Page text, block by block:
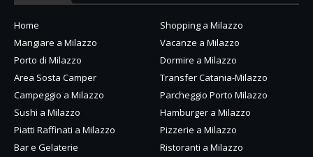
Home
Shopping a Milazzo
Mangiare a Milazzo
Vacanze a Milazzo
Porto di Milazzo
Dormire a Milazzo
Area Sosta Camper
Transfer Catania-Milazzo
Campeggio a Milazzo
Parcheggio Porto Milazzo
Sushi a Milazzo
Hamburger a Milazzo
Piatti Raffinati a Milazzo
Pizzerie a Milazzo
Bar e Gelaterie
Ristoranti a Milazzo